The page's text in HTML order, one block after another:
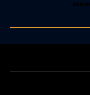
admin